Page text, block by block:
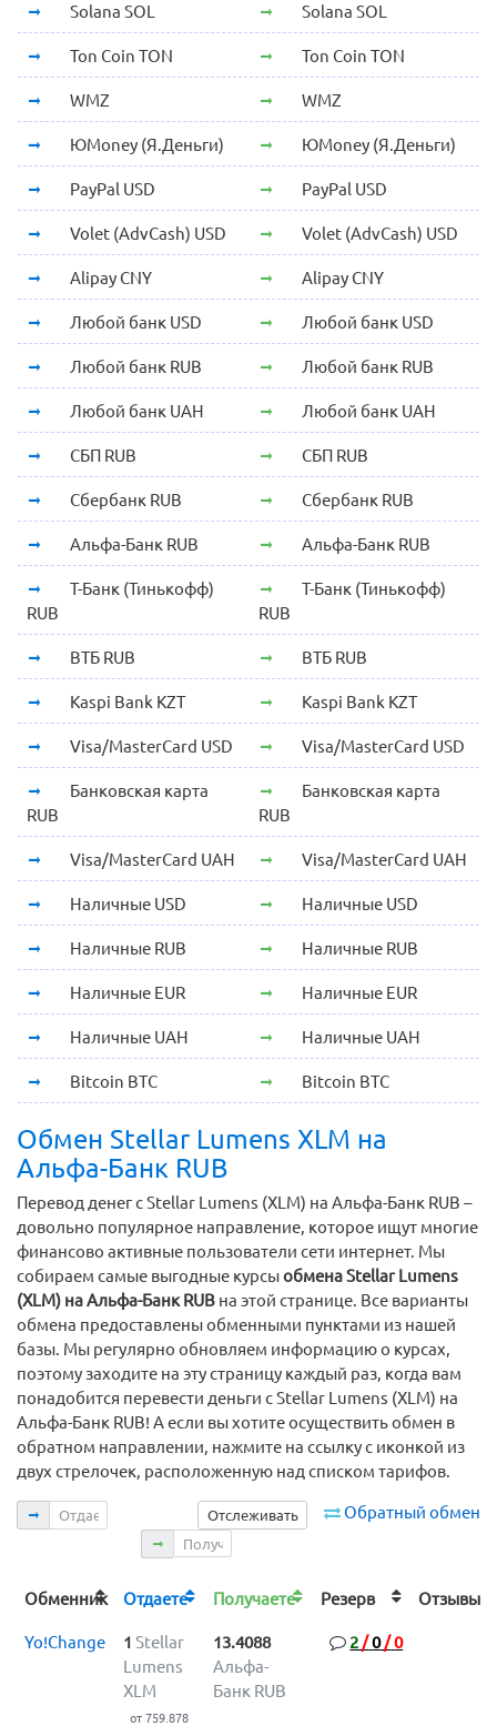
Solana SOL Solana SOL
Ton Coin TON Ton Coin TON
WMZ WMZ
ЮMoney (Я.Деньги) ЮMoney (Я.Деньги)
PayPal USD PayPal USD
Volet (AdvCash) USD Volet (AdvCash) USD
Alipay CNY Alipay CNY
Любой банк USD Любой банк USD
Любой банк RUB Любой банк RUB
Любой банк UAH Любой банк UAH
СБП RUB СБП RUB
Сбербанк RUB Сбербанк RUB
Альфа-Банк RUB Альфа-Банк RUB
Т-Банк (Тинькофф)
RUB
Т-Банк (Тинькофф)
RUB
ВТБ RUB ВТБ RUB
Kaspi Bank KZT Kaspi Bank KZT
Visa/MasterCard USD Visa/MasterCard USD
Банковская карта
RUB
Банковская карта
RUB
Visa/MasterCard UAH Visa/MasterCard UAH
Наличные USD Наличные USD
Наличные RUB Наличные RUB
Наличные EUR Наличные EUR
Наличные UAH Наличные UAH
Bitcoin BTC Bitcoin BTC
Обмен Stellar Lumens XLM на
Альфа-Банк RUB
Перевод денег с Stellar Lumens (XLM) на Альфа-Банк RUB –
довольно популярное направление, которое ищут многие
финансово активные пользователи сети интернет. Мы
собираем самые выгодные курсыобмена Stellar Lumens
(XLM) на Альфа-Банк RUB на этой странице. Все варианты
обмена предоставлены обменными пунктами из нашей
базы. Мы регулярно обновляем информацию о курсах,
поэтому заходите на эту страницу каждый раз, когда вам
понадобится перевести деньги с Stellar Lumens (XLM) на
Альфа-Банк RUB! А если вы хотите осуществить обмен в
обратном направлении, нажмите на ссылку с иконкой из
двух стрелочек, расположенную над списком тарифов.
Обратный обмен
Отслеживать
Отдаете
Получаете
Обменник Отдаете Получаете Резерв
Yo!Change 1 Stellar
Lumens
XLM
от 759.878
13.4088
Альфа-
Банк RUB
2 /0/0